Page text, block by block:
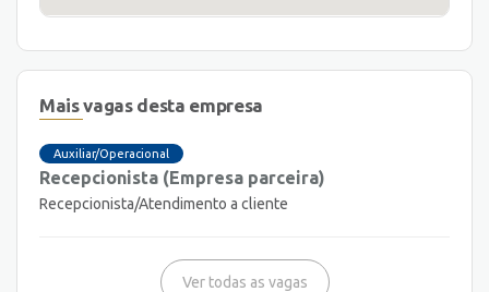
Mais vagas desta empresa
Auxiliar/Operacional
Recepcionista (Empresa parceira)
Recepcionista/Atendimento a cliente
Ver todas as vagas